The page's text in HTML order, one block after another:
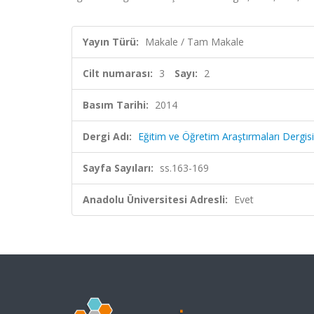
Yayın Türü: Makale / Tam Makale
Cilt numarası: 3 Sayı: 2
Basım Tarihi: 2014
Dergi Adı: Eğitim ve Öğretim Araştırmaları Dergisi
Sayfa Sayıları: ss.163-169
Anadolu Üniversitesi Adresli: Evet